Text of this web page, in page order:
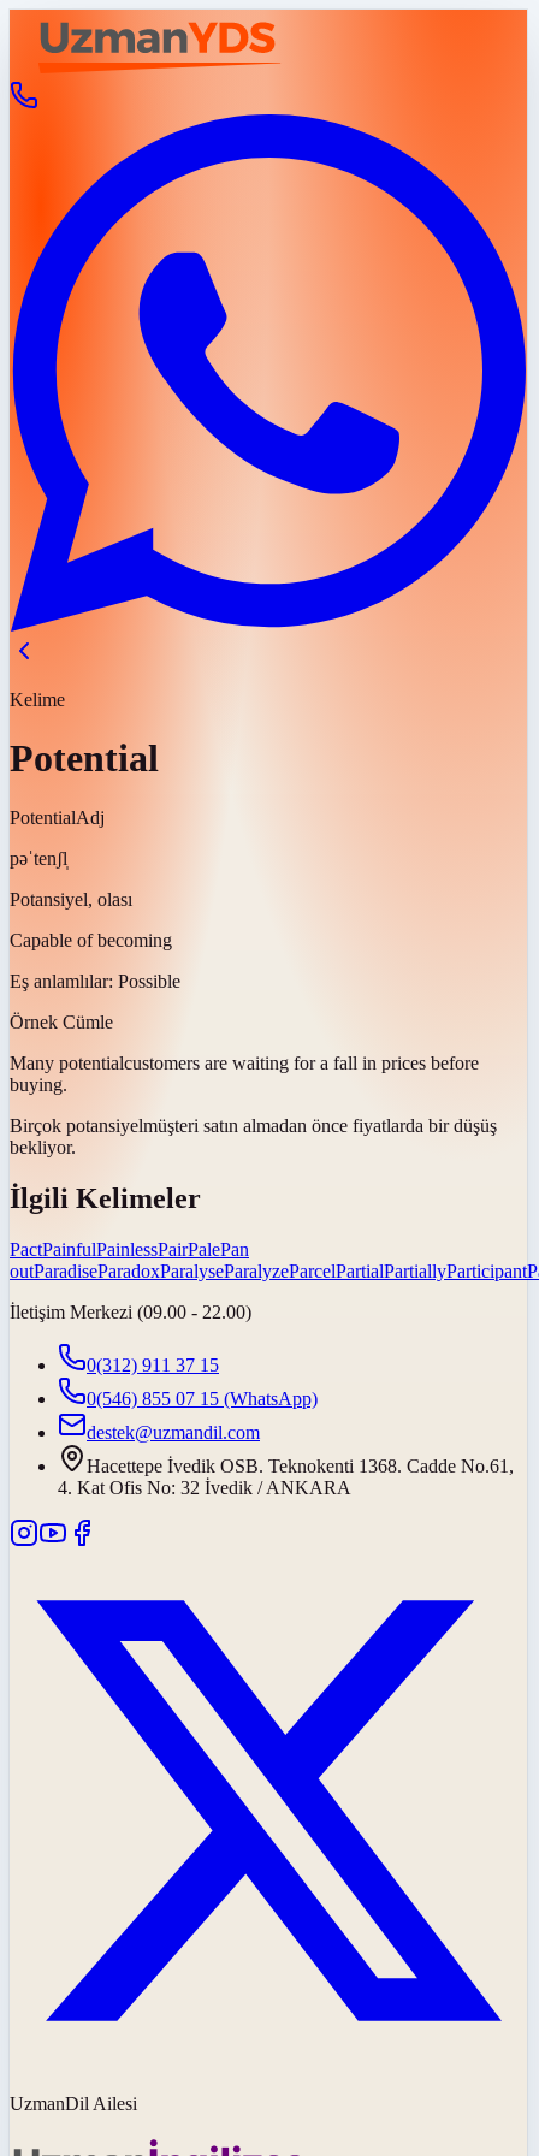
Kelime
Potential
PotentialAdj
pəˈtenʃl̩
Potansiyel, olası
Capable of becoming
Eş anlamlılar: Possible
Örnek Cümle
Many potentialcustomers are waiting for a fall in prices before
buying.
Birçok potansiyelmüşteri satın almadan önce fiyatlarda bir düşüş
bekliyor.
İlgili Kelimeler
PactPainfulPainlessPairPalePan
outParadiseParadoxParalyseParalyzeParcelPartialPartiallyParticipant
İletişim Merkezi (09.00 - 22.00)
0(312) 911 37 15
0(546) 855 07 15 (WhatsApp)
destek@uzmandil.com
Hacettepe İvedik OSB. Teknokenti 1368. Cadde No.61,
4. Kat Ofis No: 32 İvedik / ANKARA
UzmanDil Ailesi